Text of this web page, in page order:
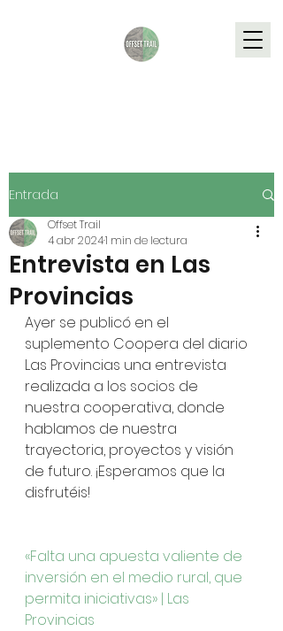
Entrada
Entrevista en Las
Provincias
Offset Trail
4 abr 20241 min de lectura
Ayer se publicó en el
suplemento Coopera del diario
Las Provincias una entrevista
realizada a los socios de
nuestra cooperativa, donde
hablamos de nuestra
trayectoria, proyectos y visión
de futuro. ¡Esperamos que la
disfrutéis!
«Falta una apuesta valiente de
inversión en el medio rural, que
permita iniciativas» | Las
Provincias